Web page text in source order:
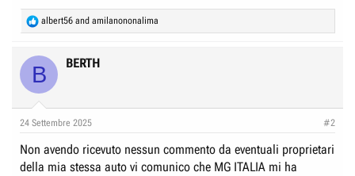
o
n
R
e
t
s
albert56 and amilanononalima
B BERTH
24 Settembre 2025 #2
Non avendo ricevuto nessun commento da eventuali proprietari
della mia stessa auto vi comunico che MG ITALIA mi ha